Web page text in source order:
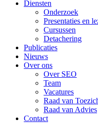
Diensten
Onderzoek
Presentaties en
Cursussen
Detachering
Publicaties
Nieuws
Over ons
Over SEO
Team
Vacatures
Raad van
Raad van Advies
Contact